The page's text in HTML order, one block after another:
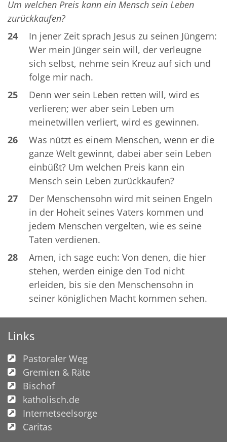
Um welchen Preis kann ein Mensch sein Leben
zurückkaufen?
24
In jener Zeit sprach Jesus zu seinen Jüngern:
Wer mein Jünger sein will, der verleugne
sich selbst, nehme sein Kreuz auf sich und
folge mir nach.
25
Denn wer sein Leben retten will, wird es
verlieren; wer aber sein Leben um
meinetwillen verliert, wird es gewinnen.
26
Was nützt es einem Menschen, wenn er die
ganze Welt gewinnt, dabei aber sein Leben
einbüßt? Um welchen Preis kann ein
Mensch sein Leben zurückkaufen?
27
Der Menschensohn wird mit seinen Engeln
in der Hoheit seines Vaters kommen und
jedem Menschen vergelten, wie es seine
Taten verdienen.
28
Amen, ich sage euch: Von denen, die hier
stehen, werden einige den Tod nicht
erleiden, bis sie den Menschensohn in
seiner königlichen Macht kommen sehen.
Links
Pastoraler Weg
Gremien & Räte
Bischof
katholisch.de
Internetseelsorge
Caritas